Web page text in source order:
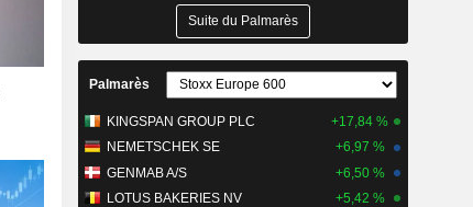
Suite du Palmarès
Palmarès
KINGSPAN GROUP PLC
+17,84 %
NEMETSCHEK SE
+6,97 %
GENMAB A/S
+6,50 %
LOTUS BAKERIES NV
+5,42 %